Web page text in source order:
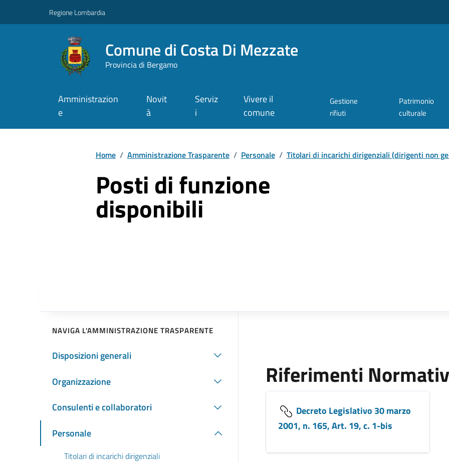
Regione Lombardia
Comune di Costa Di Mezzate
Provincia di Bergamo
Amministrazion
e
Novit
à
Serviz
i
Vivere il
comune
Gestione
rifiuti
Patrimonio
culturale
Home / Amministrazione Trasparente / Personale / Titolari di incarichi dirigenziali (dirigenti non
Posti di funzione
disponibili
NAVIGA L'AMMINISTRAZIONE TRASPARENTE
Disposizioni generali
Organizzazione
Consulenti e collaboratori
Personale
Titolari di incarichi dirigenziali
Riferimenti
Decreto Legislativo 30 marzo
2001, n. 165, Art. 19, c. 1-bis